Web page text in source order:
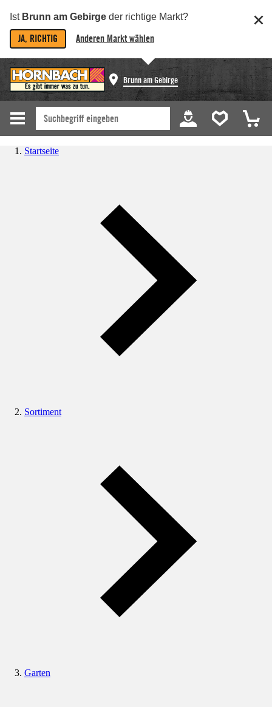
Ist Brunn am Gebirge der richtige Markt?
JA, RICHTIG Anderen Markt wählen
Brunn am Gebirge
Startseite
Sortiment
Garten